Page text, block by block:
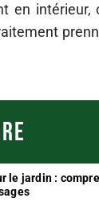
en intérieur,
le jardin :